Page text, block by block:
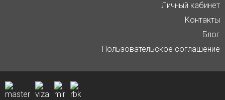
Личный кабинет
Контакты
Блог
Пользовательское соглашение